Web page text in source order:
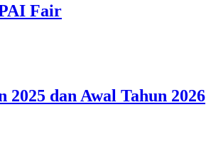
Fair
dan Awal Tahun 2026